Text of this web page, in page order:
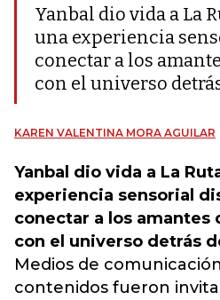
Yanbal dio vida a La
una experiencia
conectar a los
con el universo
KAREN VALENTINA MORA AGUILAR
Yanbal dio vida a La
experiencia sensorial
conectar a los amantes
con el universo detrás
Medios de
contenidos fueron